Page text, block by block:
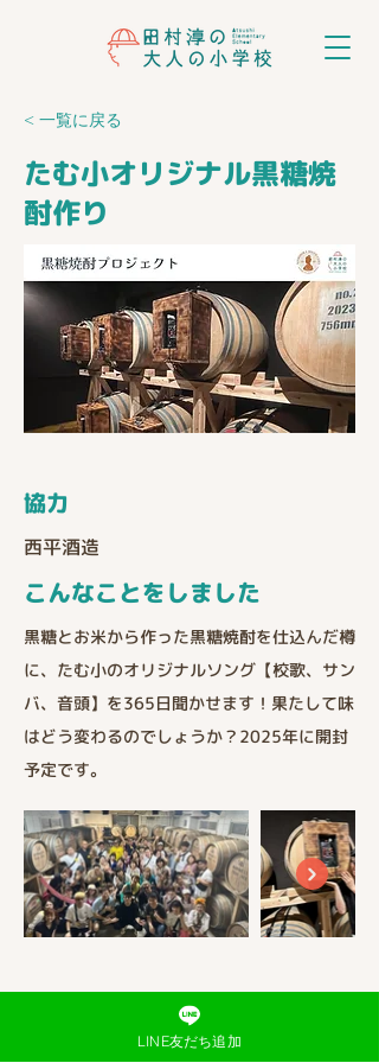
< 一覧に戻る
たむ小オリジナル黒糖焼
酎作り
​協力
西平酒造
こんなことをしました
黒糖とお米から作った黒糖焼酎を仕込んだ樽
に、たむ小のオリジナルソング【校歌、サン
バ、音頭】を365日聞かせます！果たして味
はどう変わるのでしょうか？2025年に開封
予定です。
< 前のプロジェクトを見る
LINE友だち追加